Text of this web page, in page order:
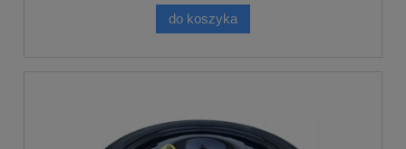
do koszyka